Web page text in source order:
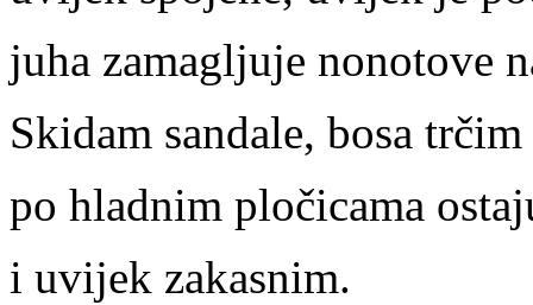
juha zamagljuje nonotove
Skidam sandale, bosa
po hladnim pločicama
i uvijek zakasnim.